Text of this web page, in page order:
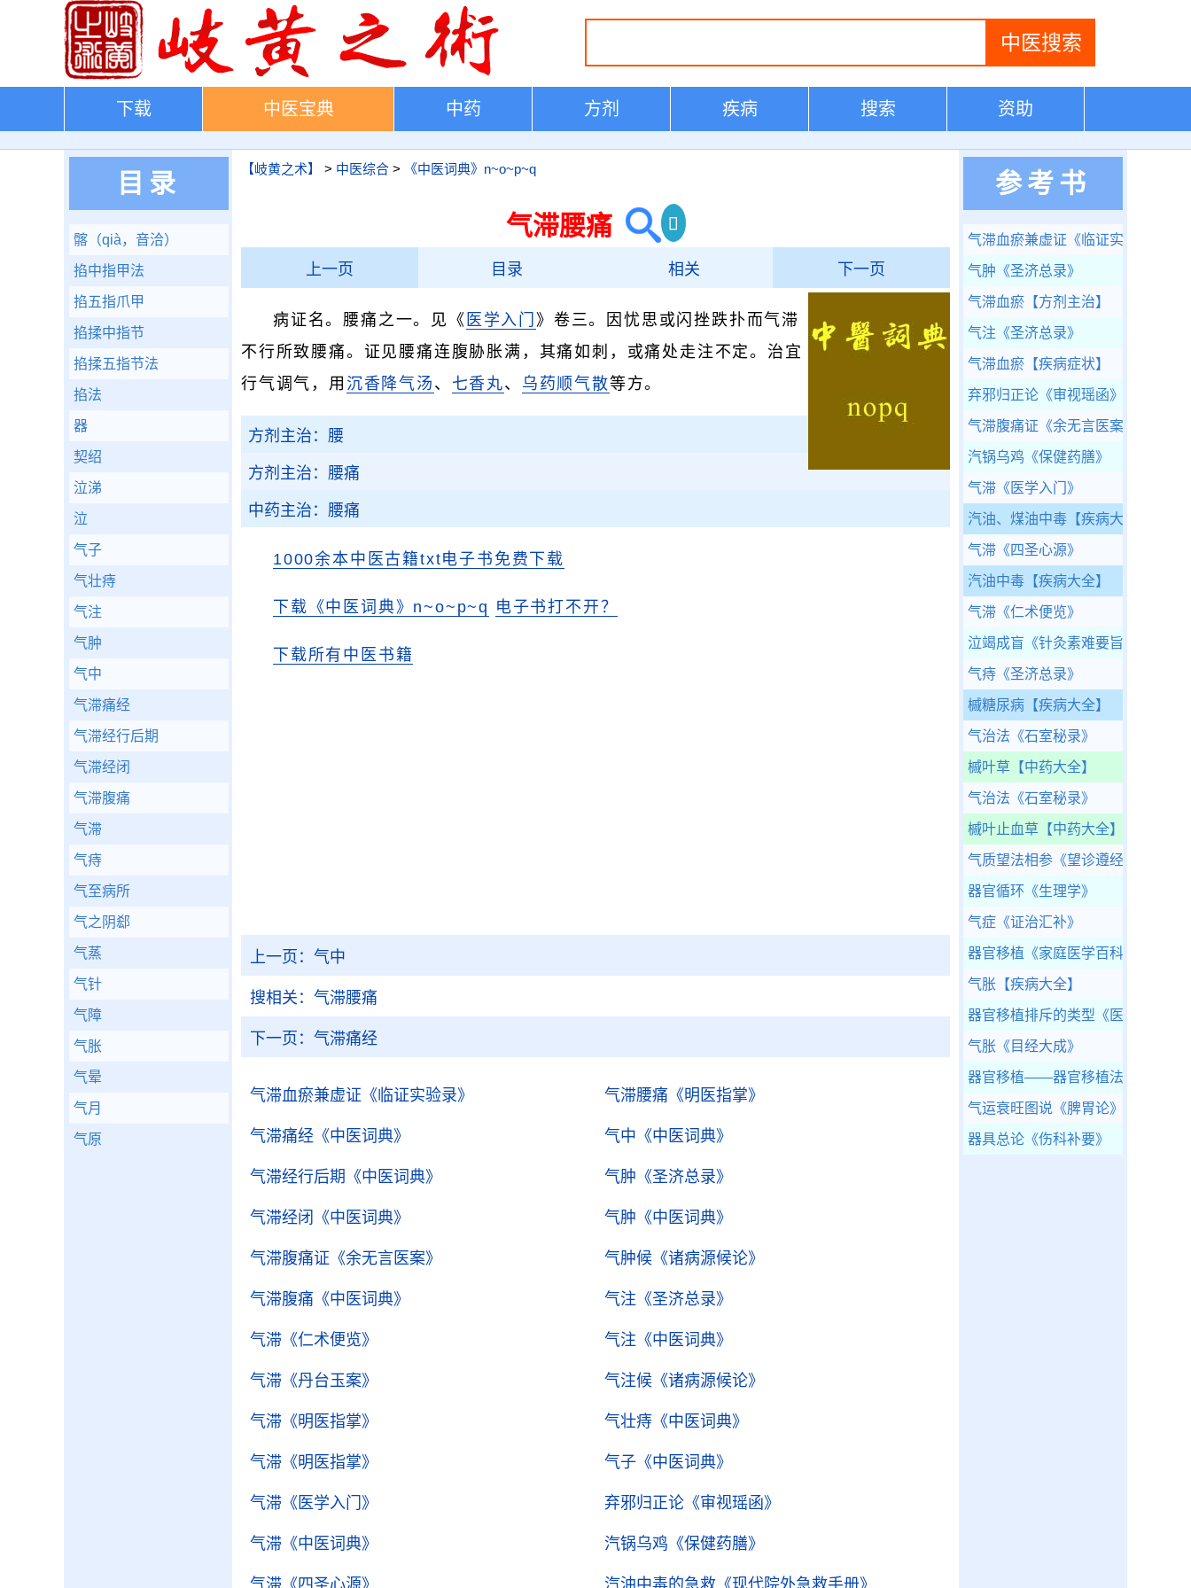
下载 中医宝典 中药 方剂 疾病 搜索 资助
【岐黄之术】 > 中医综合 > 《中医词典》n~o~p~q
气滞腰痛
上一页 目录 相关 下一页
病证名。腰痛之一。见《 医学入门 》卷三。因忧思或闪挫跌扑而气滞
不行所致腰痛。证见腰痛连腹胁胀满，其痛如刺，或痛处走注不定。治宜
行气调气，用 沉香降气汤 、 七香丸、 乌药顺气散等方。
方剂主治：腰
方剂主治：腰痛
中药主治：腰痛
1000余本中医古籍txt电子书免费下载
下载《中医词典》n~o~p~q 电子书打不开？
下载所有中医书籍
上一页： 气中
搜相关： 气滞腰痛
下一页： 气滞痛经
气滞血瘀兼虚证 《临证实验录》 气滞腰痛 《明医指掌》
气滞痛经 《中医词典》 气中 《中医词典》
气滞经行后期 《中医词典》 气肿 《圣济总录》
气滞经闭 《中医词典》 气肿 《中医词典》
气滞腹痛证 《余无言医案》 气肿候 《诸病源候论》
气滞腹痛 《中医词典》 气注 《圣济总录》
气滞 《仁术便览》 气注 《中医词典》
气滞 《丹台玉案》 气注候 《诸病源候论》
气滞 《明医指掌》 气壮痔 《中医词典》
气滞 《明医指掌》 气子 《中医词典》
气滞 《医学入门》 弃邪归正论 《审视瑶函》
气滞 《中医词典》 汽锅乌鸡 《保健药膳》
气滞 《四圣心源》 汽油中毒的急救 《现代院外急救手册》
目录
髂（qià，音洽）
掐中指甲法
掐五指爪甲
掐揉中指节
掐揉五指节法
掐法
器
契绍
泣涕
泣
气子
气壮痔
气注
气肿
气中
气滞痛经
气滞经行后期
气滞经闭
气滞腹痛
气滞
气痔
气至病所
气之阴郄
气蒸
气针
气障
气胀
气晕
气月
气原
参考书
气滞血瘀兼虚证 《临证实验录》
气肿 《圣济总录》
气滞血瘀 【方剂主治】
气注 《圣济总录》
气滞血瘀 【疾病症状】
弃邪归正论 《审视瑶函》
气滞腹痛证 《余无言医案》
汽锅乌鸡 《保健药膳》
气滞 《医学入门》
汽油、煤油中毒 【疾病大全】
气滞 《四圣心源》
汽油中毒 【疾病大全】
气滞 《仁术便览》
泣竭成盲 《针灸素难要旨》
气痔 《圣济总录》
槭糖尿病 【疾病大全】
气治法 《石室秘录》
槭叶草 【中药大全】
气治法 《石室秘录》
槭叶止血草 【中药大全】
气质望法相参 《望诊遵经》
器官循环 《生理学》
气症 《证治汇补》
器官移植 《家庭医学百科-医疗康复
气胀 【疾病大全】
器官移植排斥的类型 《医学免疫学
气胀 《目经大成》
器官移植——器官移植法是谋财害
气运衰旺图说 《脾胃论》
器具总论 《伤科补要》